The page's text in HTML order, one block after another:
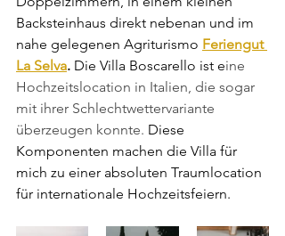
Backsteinhaus direkt nebenan und im
nahe gelegenen Agriturismo Feriengut
La Selva. Die Villa Boscarello ist eine
Hochzeitslocation in Italien, die sogar
mit ihrer Schlechtwettervariante
überzeugen konnte. Diese
Komponenten machen die Villa für
mich zu einer absoluten Traumlocation
für internationale Hochzeitsfeiern.